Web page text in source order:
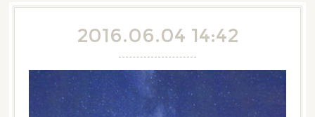
2016.06.04 14:42